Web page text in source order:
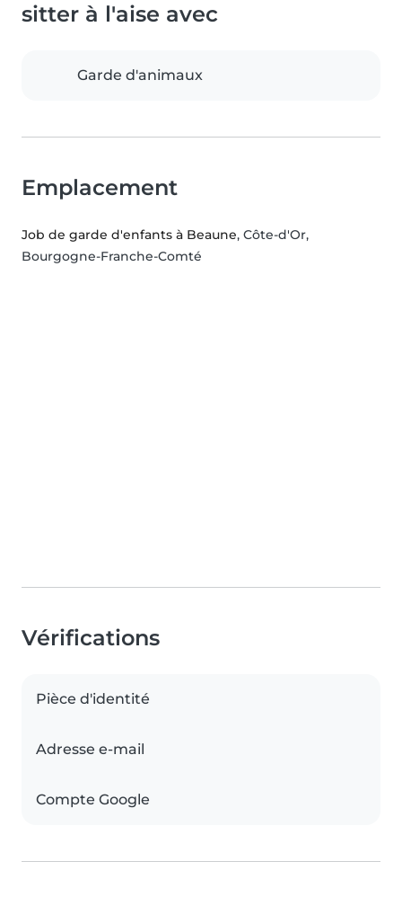
sitter à l'aise avec
Garde d'animaux
Emplacement
Job de garde d'enfants à Beaune, Côte-d'Or,
Bourgogne-Franche-Comté
Vérifications
Pièce d'identité
Adresse e-mail
Compte Google